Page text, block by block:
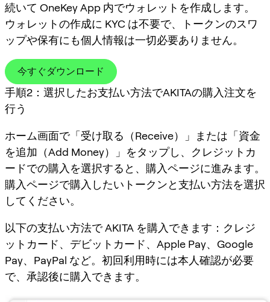
続いて OneKey App 内でウォレットを作成します。
ウォレットの作成に KYC は不要で、トークンのスワ
ップや保有にも個人情報は一切必要ありません。
今すぐダウンロード
手順2：選択したお支払い方法でAKITAの購入注文を
行う
ホーム画面で「受け取る（Receive）」または「資金
を追加（Add Money）」をタップし、クレジットカ
ードでの購入を選択すると、購入ページに進みます。
購入ページで購入したいトークンと支払い方法を選択
してください。
以下の支払い方法で AKITA を購入できます：クレジ
ットカード、デビットカード、Apple Pay、Google
Pay、PayPal など。初回利用時には本人確認が必要
で、承認後に購入できます。